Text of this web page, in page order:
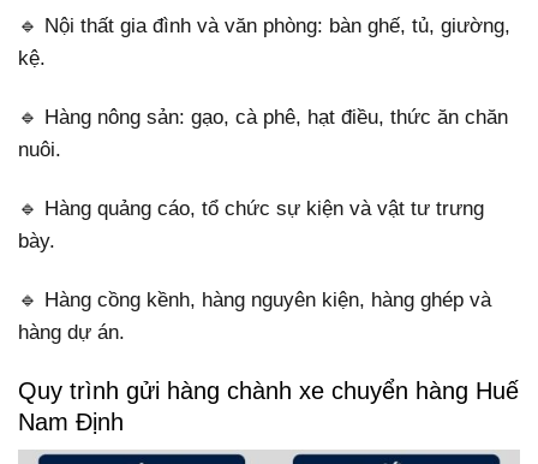
🔹 Nội thất gia đình và văn phòng: bàn ghế, tủ, giường,
kệ.
🔹 Hàng nông sản: gạo, cà phê, hạt điều, thức ăn chăn
nuôi.
🔹 Hàng quảng cáo, tổ chức sự kiện và vật tư trưng
bày.
🔹 Hàng cồng kềnh, hàng nguyên kiện, hàng ghép và
hàng dự án.
Quy trình gửi hàng chành xe chuyển hàng Huế
Nam Định